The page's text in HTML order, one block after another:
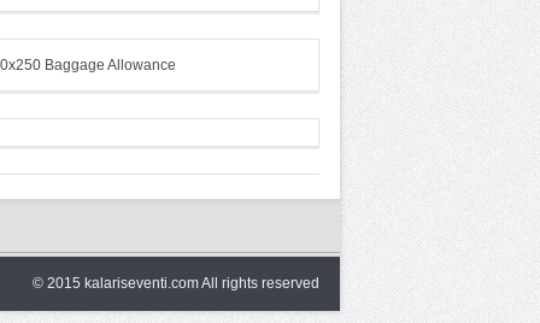
© 2015 kalariseventi.com All rights reserved